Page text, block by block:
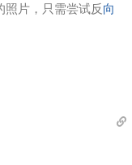
片，只需尝试反向